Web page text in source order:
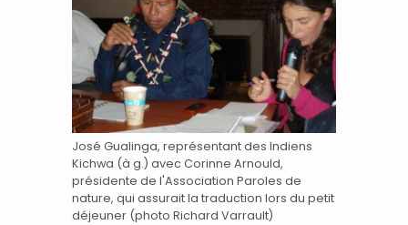
José Gualinga, représentant des Indiens
Kichwa (à g.) avec Corinne Arnould,
présidente de l'Association Paroles de
nature, qui assurait la traduction lors du petit
déjeuner (photo Richard Varrault)